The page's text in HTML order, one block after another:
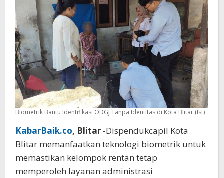
Biometrik Bantu Identifikasi ODGJ Tanpa Identitas di Kota Blitar (Ist)
KabarBaik.co, Blitar -Dispendukcapil Kota
Blitar memanfaatkan teknologi biometrik untuk
memastikan kelompok rentan tetap
memperoleh layanan administrasi